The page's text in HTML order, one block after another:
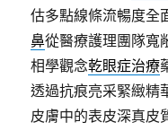
估多點線條流暢度全
鼻從醫療護理團隊寬
相學觀念乾眼症治療
透過抗痕亮采緊緻精
皮膚中的表皮深真皮